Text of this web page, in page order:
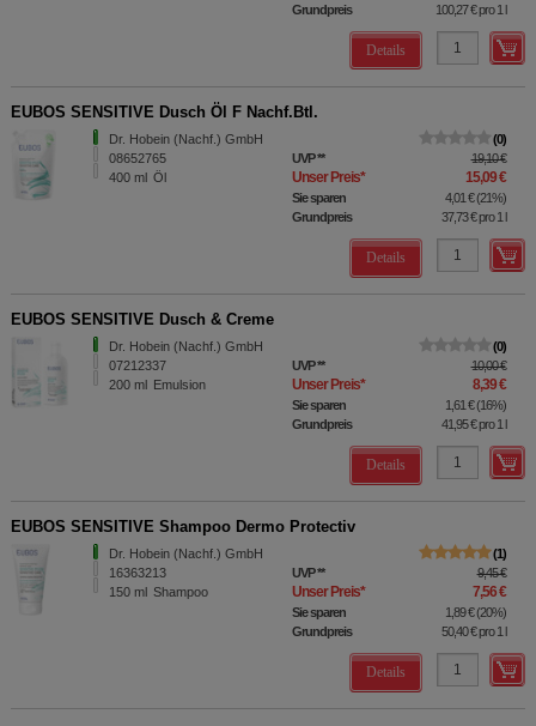
Grundpreis
100,27 €pro 1 l
Details
EUBOS SENSITIVE Dusch Öl F Nachf.Btl.
Dr. Hobein (Nachf.) GmbH
08652765
400 ml Öl
0
UVP** 19,10 €
Unser Preis* 15,09 €
Sie sparen 4,01 €(21%)
Grundpreis
37,73 €pro 1 l
Details
EUBOS SENSITIVE Dusch & Creme
Dr. Hobein (Nachf.) GmbH
07212337
200 ml Emulsion
0
UVP** 10,00 €
Unser Preis* 8,39 €
Sie sparen 1,61 €(16%)
Grundpreis
41,95 €pro 1 l
Details
EUBOS SENSITIVE Shampoo Dermo Protectiv
Dr. Hobein (Nachf.) GmbH
16363213
150 ml Shampoo
1
UVP** 9,45 €
Unser Preis* 7,56 €
Sie sparen 1,89 €(20%)
Grundpreis
50,40 €pro 1 l
Details